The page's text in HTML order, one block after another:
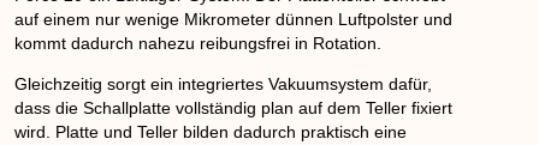
auf einem nur wenige Mikrometer dünnen Luftpolster und
kommt dadurch nahezu reibungsfrei in Rotation.
Gleichzeitig sorgt ein integriertes Vakuumsystem dafür,
dass die Schallplatte vollständig plan auf dem Teller fixiert
wird. Platte und Teller bilden dadurch praktisch eine